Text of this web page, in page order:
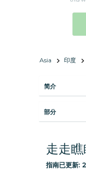
Asia 印度
简介
部分
走走
指南已更新: